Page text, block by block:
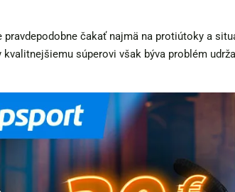
pravdepodobne čakať najmä na protiútoky a
kvalitnejšiemu súperovi však býva problém